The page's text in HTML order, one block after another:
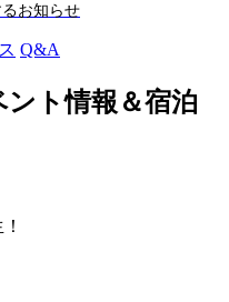
お知らせ
Q&A
ント情報＆宿泊
！